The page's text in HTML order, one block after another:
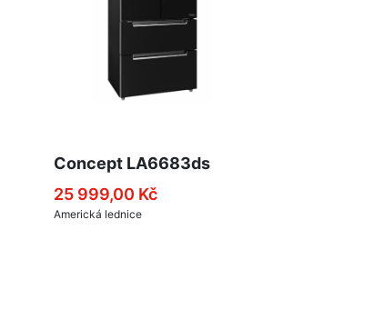
Concept LA6683ds
25 999,00 Kč
Americká lednice